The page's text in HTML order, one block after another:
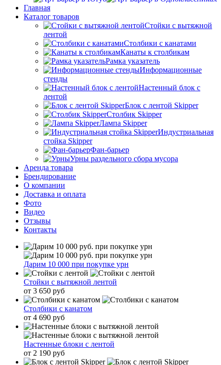
Главная
Каталог товаров
Стойки с вытяжной
лентой
Столбики с канатами
Канаты к столбикам
Рамка указатель
Информационные
стенды
Настенный блок с
лентой
Блок с лентой Skipper
Столбик Skipper
Лампа Skipper
Индустриальная
стойка Skipper
Фан-барьер
Урны раздельного сбора мусора
Аренда товара
Брендирование
О компании
Доставка и оплата
Фото
Видео
Отзывы
Контакты
Дарим 10 000 при покупке урн
Стойки с вытяжной лентой
от 3 650 руб
Столбики с канатом
от 4 690 руб
Настенные блоки с лентой
от 2 190 руб